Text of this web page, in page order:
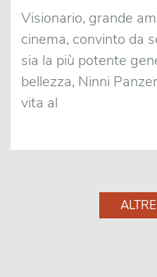
Visionario, grande
cinema, convinto da
sia la più potente
bellezza, Ninni
vita al